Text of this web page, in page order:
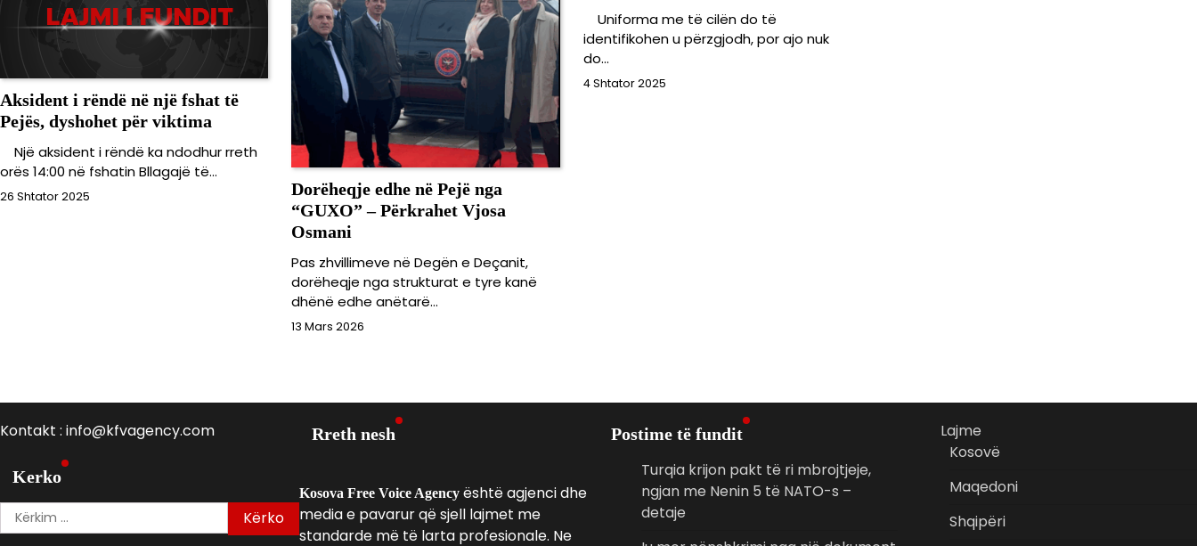
Aksident i rëndë në një fshat të
Pejës, dyshohet për viktima
Një aksident i rëndë ka ndodhur rreth
orës 14:00 në fshatin Bllagajë të…
26 Shtator 2025
Dorëheqje edhe në Pejë nga
“GUXO” – Përkrahet Vjosa
Osmani
Pas zhvillimeve në Degën e Deçanit,
dorëheqje nga strukturat e tyre kanë
dhënë edhe anëtarë…
13 Mars 2026
Uniforma me të cilën do të
identifikohen u përzgjodh, por ajo nuk
do…
4 Shtator 2025
Kontakt : info@kfvagency.com
Kerko
Kërko
për:
Rreth nesh
Kosova Free Voice Agency është agjenci dhe
media e pavarur që sjell lajmet me
standarde më të larta profesionale. Ne
Postime të fundit
Turqia krijon pakt të ri mbrojtjeje,
ngjan me Nenin 5 të NATO-s –
detaje
Lajme
Kosovë
Maqedoni
Shqipëri